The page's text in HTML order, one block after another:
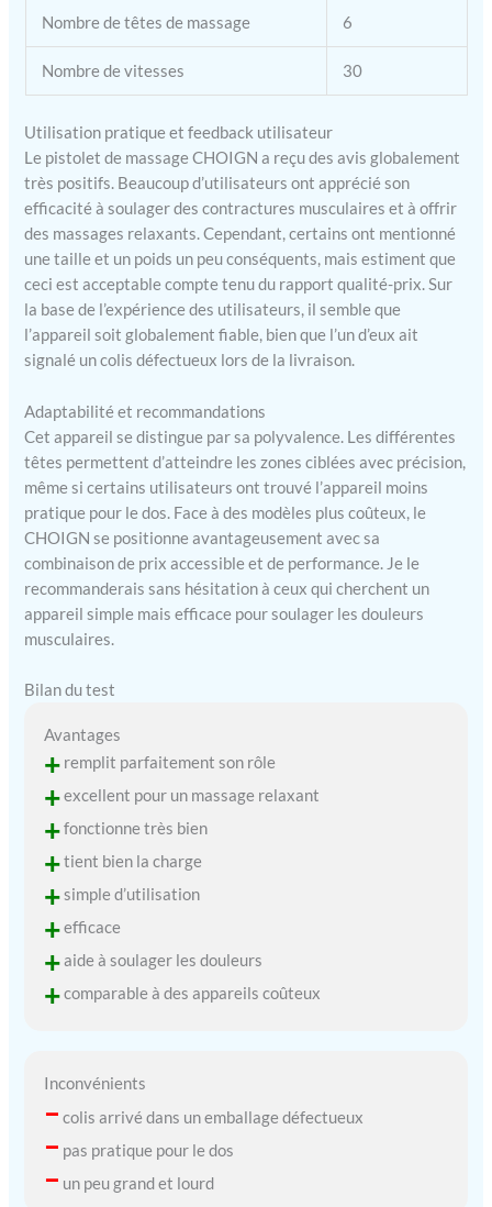
précis de la batterie
résiduelle. Après une
charge complète, il peut
fonctionner en continu
Protection d'arrêt
automatique de 10 minutes
: le pistolet de massage
musculaire est équipé
d'une batterie
rechargeable de haute
qualité, qui fournit des
performances stables et
durables. Arrêt
automatique de 10
minutes. La protection
évite les dommages aux
muscles et au corps causés
par trop de temps de
massage. Moteur puissant
mais silencieux : avec la
technologie unique de
réduction du bruit et le
moteur sans balais à
couple élevé, le pistolet de
massage émet une
dB). La finition du pistolet
de massage est très bonne
et s'adapte très bien grâce
Il convient à tout le monde,
des athlètes professionnels
Nombre de têtes de massage 6
Nombre de vitesses 30
Utilisation pratique et feedback utilisateur
Le pistolet de massage CHOIGN a reçu des avis globalement
très positifs. Beaucoup d’utilisateurs ont apprécié son
efficacité à soulager des contractures musculaires et à offrir
des massages relaxants. Cependant, certains ont mentionné
une taille et un poids un peu conséquents, mais estiment que
ceci est acceptable compte tenu du rapport qualité-prix. Sur
la base de l’expérience des utilisateurs, il semble que
l’appareil soit globalement fiable, bien que l’un d’eux ait
signalé un colis défectueux lors de la livraison.
Adaptabilité et recommandations
Cet appareil se distingue par sa polyvalence. Les différentes
têtes permettent d’atteindre les zones ciblées avec précision,
même si certains utilisateurs ont trouvé l’appareil moins
pratique pour le dos. Face à des modèles plus coûteux, le
CHOIGN se positionne avantageusement avec sa
combinaison de prix accessible et de performance. Je le
recommanderais sans hésitation à ceux qui cherchent un
appareil simple mais efficace pour soulager les douleurs
musculaires.
Bilan du test
Avantages
+ remplit parfaitement son rôle
+excellent pour un massage relaxant
+fonctionne très bien
+tient bien la charge
+simple d’utilisation
+efficace
+aide à soulager les douleurs
+comparable à des appareils coûteux
Inconvénients
– colis arrivé dans un emballage défectueux
– pas pratique pour le dos
– un peu grand et lourd